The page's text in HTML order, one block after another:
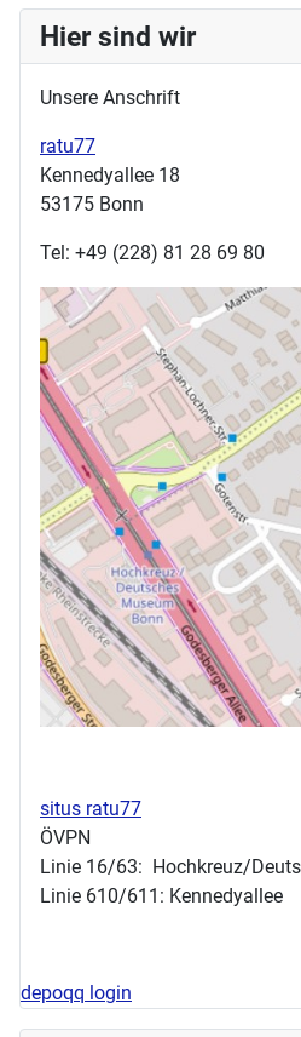
Hier sind wir
Unsere Anschrift
ratu77
Kennedyallee 18
53175 Bonn
Tel: +49 (228) 81 28 69 80
situs ratu77
ÖVPN
Linie 16/63: Hochkreuz/
Linie 610/611: Kennedyallee
depoqq login